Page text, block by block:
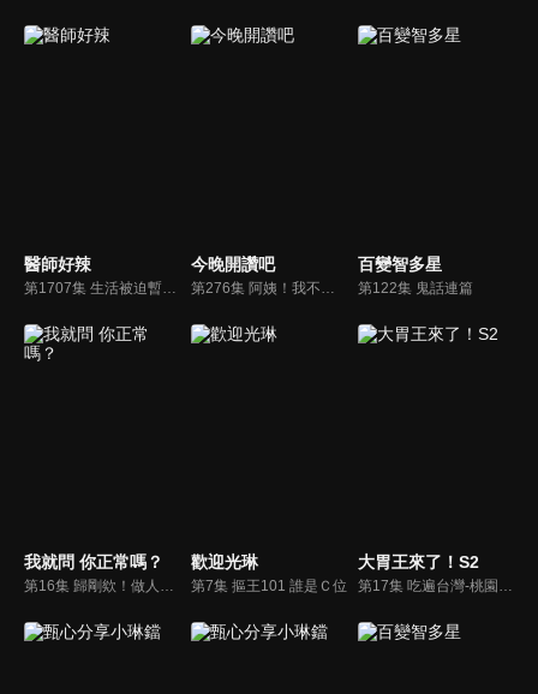
醫師好辣 今晚開讚吧 百變智多星
第122集 鬼話連篇
我就問 你正常嗎？ 歡迎光琳
第7集 摳王101 誰是Ｃ位
大胃王來了！S2